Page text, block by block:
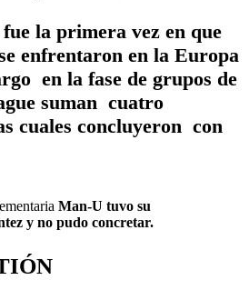
la primera vez en que
enfrentaron en la Europa
en la fase de grupos de
suman cuatro
cuales concluyeron con
Man-U tuvo su
y no pudo concretar.